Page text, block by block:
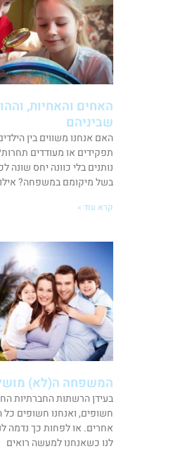
האחים והאחיות,
שביניהם
האם אנחנו משווים בין
תפקידים או מעודדים
נותנים בלי כוונה יחס שונה
בשל מיקומם במשפחה?
קרא עוד »
המשפחה ה(לא)
בעידן הרשתות החברתיות
חשופים, ואנחנו חשופים כל
אחרים. או לפחות כך נדמה
לנו כשאנחנו למעשה רואים